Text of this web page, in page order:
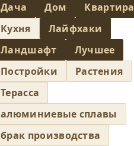
Дача
Дом
Квартира
Кухня
Лайфхаки
Ландшафт
Лучшее
Постройки
Растения
Терасса
алюминиевые сплавы
брак производства